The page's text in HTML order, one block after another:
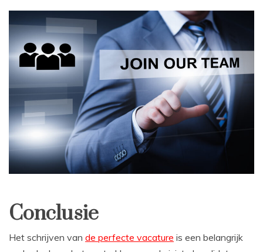
Conclusie
Het schrijven van de perfecte vacature is een belangrijk